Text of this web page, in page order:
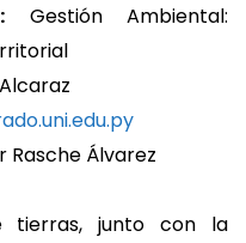
Gestión Ambiental:
uni.edu.py
Rasche Álvarez
tierras, junto con la